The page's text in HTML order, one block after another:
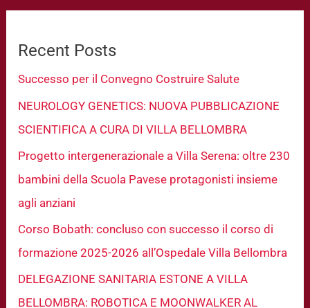
Recent Posts
Successo per il Convegno Costruire Salute
NEUROLOGY GENETICS: NUOVA PUBBLICAZIONE
SCIENTIFICA A CURA DI VILLA BELLOMBRA
Progetto intergenerazionale a Villa Serena: oltre 230
bambini della Scuola Pavese protagonisti insieme
agli anziani
Corso Bobath: concluso con successo il corso di
formazione 2025-2026 all’Ospedale Villa Bellombra
DELEGAZIONE SANITARIA ESTONE A VILLA
BELLOMBRA: ROBOTICA E MOONWALKER AL